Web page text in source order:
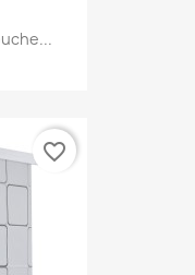
favorite_border